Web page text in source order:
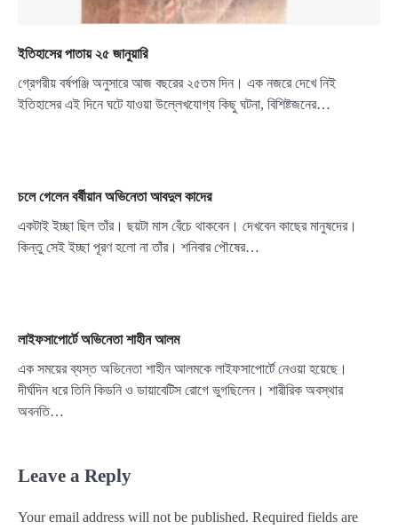
ইতিহাসের পাতায় ২৫ জানুয়ারি
গ্রেগরীয় বর্ষপঞ্জি অনুসারে আজ বছরের ২৫তম দিন। এক নজরে দেখে নিই
ইতিহাসের এই দিনে ঘটে যাওয়া উল্লেখযোগ্য কিছু ঘটনা, বিশিষ্টজনের…
চলে গেলেন বর্ষীয়ান অভিনেতা আবদুল কাদের
একটাই ইচ্ছা ছিল তাঁর। ছয়টা মাস বেঁচে থাকবেন। দেখবেন কাছের মানুষদের।
কিন্তু সেই ইচ্ছা পূরণ হলো না তাঁর। শনিবার পৌষের…
লাইফসাপোর্টে অভিনেতা শাহীন আলম
এক সময়ের ব্যস্ত অভিনেতা শাহীন আলমকে লাইফসাপোর্টে নেওয়া হয়েছে।
দীর্ঘদিন ধরে তিনি কিডনি ও ডায়াবেটিস রোগে ভুগছিলেন। শারীরিক অবস্থার
অবনতি…
Leave a Reply
Your email address will not be published. Required fields are